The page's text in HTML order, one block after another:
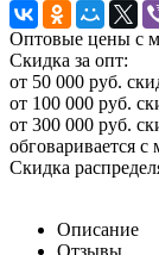
Оптовые цены с
Скидка за опт:
от 50 000 руб.
от 100 000 руб.
от 300 000 руб.
обговаривается
Скидка
Описание
Отзывы